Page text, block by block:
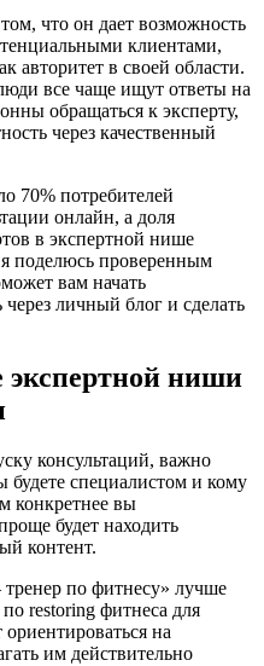
что он дает возможность
клиентами,
авторитет в своей области.
все чаще ищут ответы на
обращаться к эксперту,
через качественный
70% потребителей
онлайн, а доля
в экспертной нише
я поделюсь проверенным
вам начать
личный блог и сделать
ниши
консультаций, важно
будете специалистом и кому
конкретнее вы
будет находить
контент.
по фитнесу» лучше
restoring фитнеса для
на
им действительно